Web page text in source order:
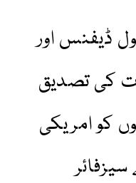
ڈیفنس اور
کی تصدیق
کو امریکی